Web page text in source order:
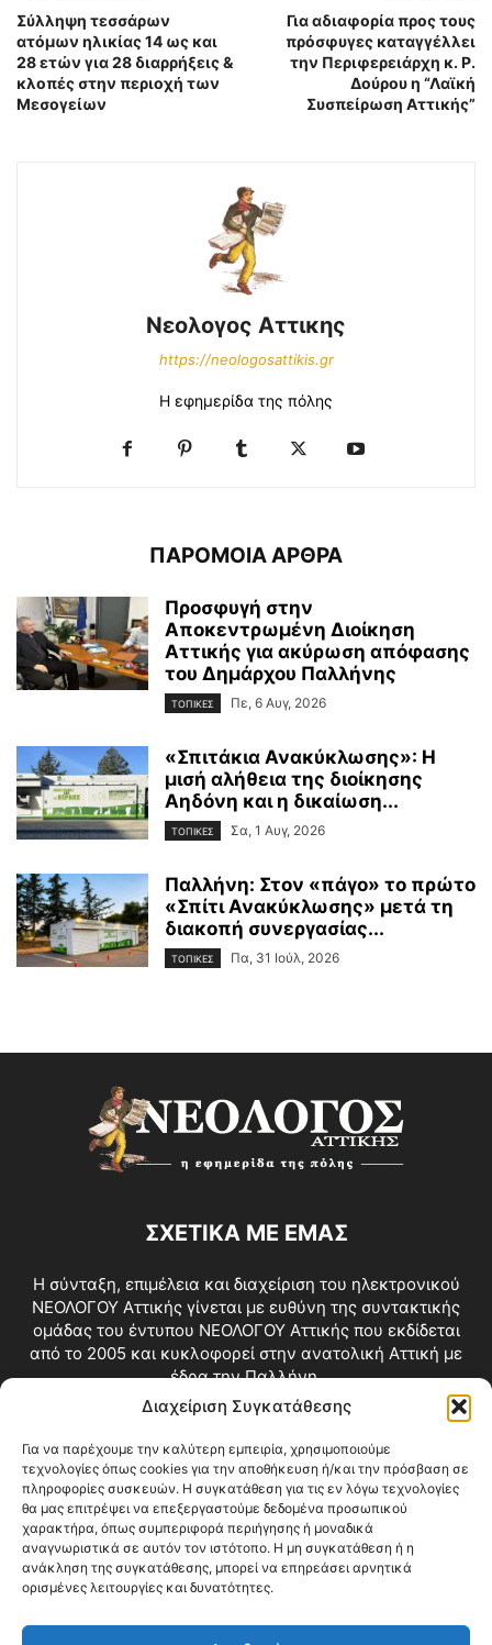
Διαχείριση Συγκατάθεσης
Για να παρέχουμε την καλύτερη εμπειρία, χρησιμοποιούμε
τεχνολογίες όπως cookies για την αποθήκευση ή/και την πρόσβαση σε
πληροφορίες συσκευών. Η συγκατάθεση για τις εν λόγω τεχνολογίες
θα μας επιτρέψει να επεξεργαστούμε δεδομένα προσωπικού
χαρακτήρα, όπως συμπεριφορά περιήγησης ή μοναδικά
αναγνωριστικά σε αυτόν τον ιστότοπο. Η μη συγκατάθεση ή η
ανάκληση της συγκατάθεσης, μπορεί να επηρεάσει αρνητικά
ορισμένες λειτουργίες και δυνατότητες.
Σύλληψη τεσσάρων
ατόμων ηλικίας 14 ως και
28 ετών για 28 διαρρήξεις &
κλοπές στην περιοχή των
Μεσογείων
Για αδιαφορία προς τους
πρόσφυγες καταγγέλλει
την Περιφερειάρχη κ. Ρ.
Δούρου η “Λαϊκή
Συσπείρωση Αττικής”
Νεολογος Αττικης
https://neologosattikis.gr
Η εφημερίδα της πόλης
ΠΑΡΟΜΟΙΑ ΑΡΘΡΑ
Προσφυγή στην
Αποκεντρωμένη Διοίκηση
Αττικής για ακύρωση απόφασης
του Δημάρχου Παλλήνης
ΤΟΠΙΚΕΣ Πε, 6 Αυγ, 2026
«Σπιτάκια Ανακύκλωσης»: Η
μισή αλήθεια της διοίκησης
Αηδόνη και η δικαίωση...
ΤΟΠΙΚΕΣ Σα, 1 Αυγ, 2026
Παλλήνη: Στον «πάγο» το πρώτο
«Σπίτι Ανακύκλωσης» μετά τη
διακοπή συνεργασίας...
ΤΟΠΙΚΕΣ Πα, 31 Ιούλ, 2026
ΣΧΕΤΙΚΑ ΜΕ ΕΜΑΣ
Η σύνταξη, επιμέλεια και διαχείριση του ηλεκτρονικού
ΝΕΟΛΟΓΟΥ Αττικής γίνεται με ευθύνη της συντακτικής
ομάδας του έντυπου ΝΕΟΛΟΓΟΥ Αττικής που εκδίδεται
από το 2005 και κυκλοφορεί στην ανατολική Αττική με
έδρα την Παλλήνη.
Επικοινωνία:info@neologosattikis.gr
ΑΚΟΛΟΥΘΗΣΕ ΜΑΣ